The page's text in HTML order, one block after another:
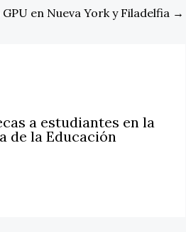
en Nueva York y Filadelfia →
a estudiantes en la
de la Educación